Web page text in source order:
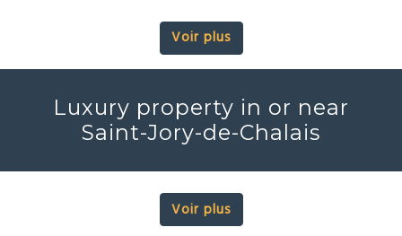
Voir plus
Luxury property in or near
Saint-Jory-de-Chalais
Voir plus